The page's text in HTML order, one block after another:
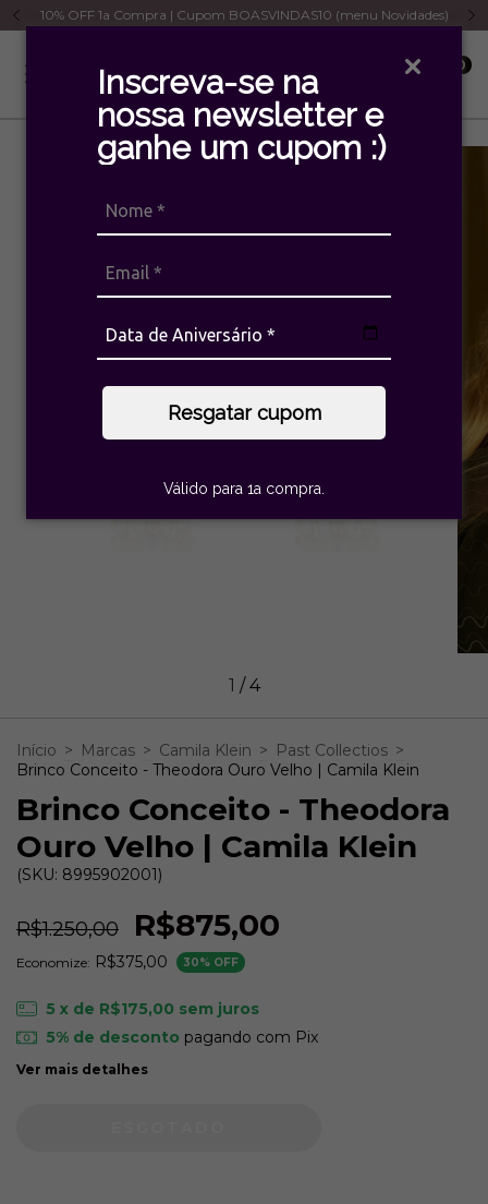
Inscreva-se na
nossa newsletter e
ganhe um cupom :)
Resgatar cupom
Válido para 1a compra.
10% OFF 1a Compra | Cupom BOASVINDAS10 (menu Novidades)
0
1 /4
Início > Marcas > Camila Klein > Past Collectios >
Brinco Conceito - Theodora Ouro Velho | Camila Klein
Brinco Conceito - Theodora
Ouro Velho | Camila Klein
(SKU: 8995902001)
R$1.250,00 R$875,00
Economize: R$375,00 30% OFF
5 x de R$175,00 sem juros
5% de desconto pagando com Pix
Ver mais detalhes